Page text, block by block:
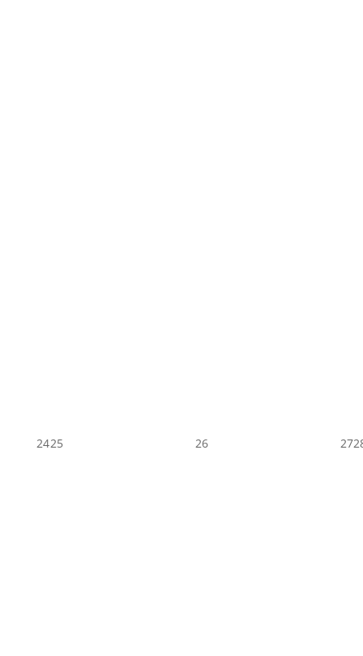
2425 26 27